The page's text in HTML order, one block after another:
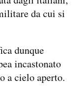
da cui si
dunque
incastonato
a cielo aperto.